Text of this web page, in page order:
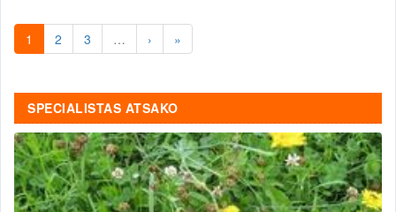
1 2 3 … › »
SPECIALISTAS ATSAKO